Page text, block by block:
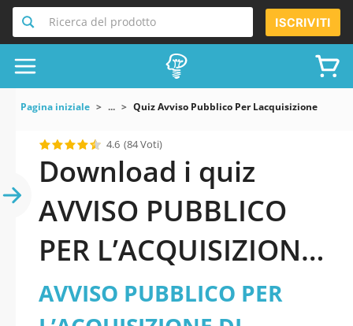
Ricerca del prodotto ISCRIVITI
Pagina iniziale ... Quiz Avviso Pubblico Per Lacquisizione Di
4.6 (84 Voti)
Download i quiz
AVVISO PUBBLICO
PER L’ACQUISIZIONE
DI MANIFESTAZIONI
AVVISO PUBBLICO PER